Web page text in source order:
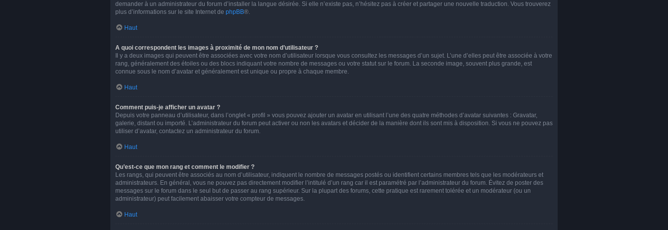
demander à un administrateur du forum d’installer la langue désirée. Si elle n’existe pas, n’hésitez pas à créer et partager une nouvelle traduction. Vous trouverez
plus d’informations sur le site Internet de phpBB®.
Haut
A quoi correspondent les images à proximité de mon nom d’utilisateur ?
Il y a deux images qui peuvent être associées avec votre nom d’utilisateur lorsque vous consultez les messages d’un sujet. L’une d’elles peut être associée à votre
rang, généralement des étoiles ou des blocs indiquant votre nombre de messages ou votre statut sur le forum. La seconde image, souvent plus grande, est
connue sous le nom d’avatar et généralement est unique ou propre à chaque membre.
Haut
Comment puis-je afficher un avatar ?
Depuis votre panneau d’utilisateur, dans l’onglet « profil » vous pouvez ajouter un avatar en utilisant l’une des quatre méthodes d’avatar suivantes : Gravatar,
galerie, distant ou importé. L’administrateur du forum peut activer ou non les avatars et décider de la manière dont ils sont mis à disposition. Si vous ne pouvez pas
utiliser d’avatar, contactez un administrateur du forum.
Haut
Qu’est-ce que mon rang et comment le modifier ?
Les rangs, qui peuvent être associés au nom d’utilisateur, indiquent le nombre de messages postés ou identifient certains membres tels que les modérateurs et
administrateurs. En général, vous ne pouvez pas directement modifier l’intitulé d’un rang car il est paramétré par l’administrateur du forum. Évitez de poster des
messages sur le forum dans le seul but de passer au rang supérieur. Sur la plupart des forums, cette pratique est rarement tolérée et un modérateur (ou un
administrateur) peut facilement abaisser votre compteur de messages.
Haut